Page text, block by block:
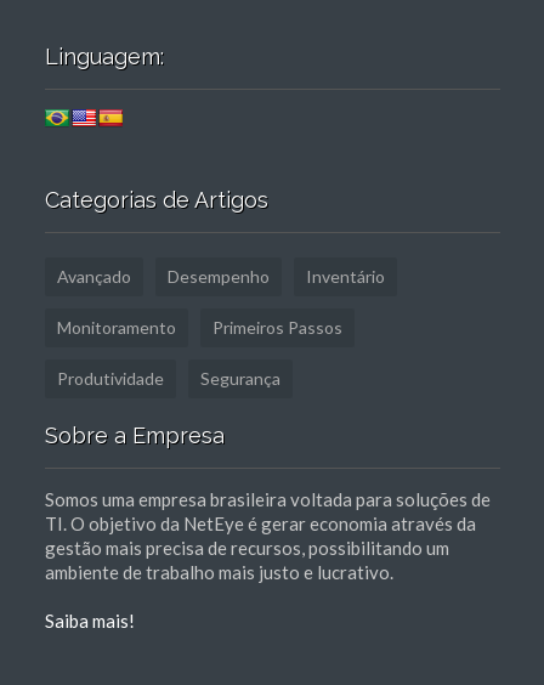
Linguagem:
Categorias de Artigos
Avançado Desempenho Inventário
Monitoramento Primeiros Passos
Produtividade Segurança
Sobre a Empresa
Somos uma empresa brasileira voltada para soluções de
TI. O objetivo da NetEye é gerar economia através da
gestão mais precisa de recursos, possibilitando um
ambiente de trabalho mais justo e lucrativo.
Saiba mais!